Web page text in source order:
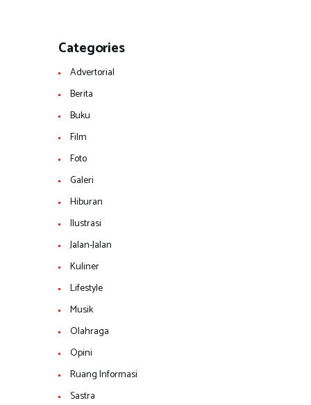
Categories
Advertorial
Berita
Buku
Film
Foto
Galeri
Hiburan
Ilustrasi
Jalan-Jalan
Kuliner
Lifestyle
Musik
Olahraga
Opini
Ruang Informasi
Sastra